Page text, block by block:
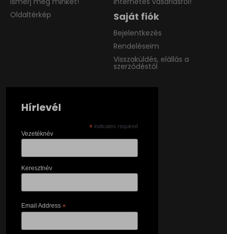
Oldaltérkép
Saját fiók
Bejelentkezés
Rendeléseim
Visszaküldés, elállás a
szerződéstől
Hírlevél
* indicates required
Vezetéknév
Keresztnév
Email Address *